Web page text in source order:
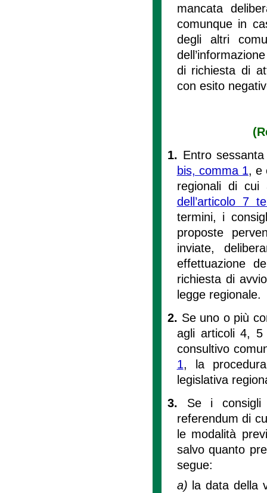
mancata
comunque in
degli altri
di richiesta di
con esito
1. Entro
bis, comma 1, e
regionali di
dell’articolo 7
termini, i
proposte
inviate,
effettuazione
richiesta di
legge regionale.
2. Se uno o più
agli articoli 4, 5
consultivo
1, la
legislativa
3. Se i consigli
referendum di
le modalità
salvo quanto
segue:
a) la data della